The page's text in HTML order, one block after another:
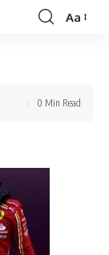
Font
Aa
0 Min Read